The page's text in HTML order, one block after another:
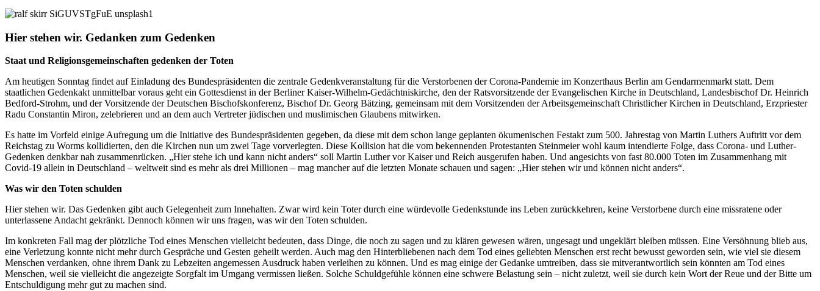
Hier stehen wir. Gedanken zum Gedenken
Staat und Religionsgemeinschaften gedenken der Toten
Am heutigen Sonntag findet auf Einladung des Bundespräsidenten die zentrale Gedenkveranstaltung für die Verstorbenen der Corona-Pandemie im Konzerthaus Berlin am Gendarmenmarkt statt. Dem
staatlichen Gedenkakt unmittelbar voraus geht ein Gottesdienst in der Berliner Kaiser-Wilhelm-Gedächtniskirche, den der Ratsvorsitzende der Evangelischen Kirche in Deutschland, Landesbischof Dr. Heinrich
Bedford-Strohm, und der Vorsitzende der Deutschen Bischofskonferenz, Bischof Dr. Georg Bätzing, gemeinsam mit dem Vorsitzenden der Arbeitsgemeinschaft Christlicher Kirchen in Deutschland, Erzpriester
Radu Constantin Miron, zelebrieren und an dem auch Vertreter jüdischen und muslimischen Glaubens mitwirken.
Es hatte im Vorfeld einige Aufregung um die Initiative des Bundespräsidenten gegeben, da diese mit dem schon lange geplanten ökumenischen Festakt zum 500. Jahrestag von Martin Luthers Auftritt vor dem
Reichstag zu Worms kollidierten, den die Kirchen nun um zwei Tage vorverlegten. Diese Kollision hat die vom bekennenden Protestanten Steinmeier wohl kaum intendierte Folge, dass Corona- und Luther-
Gedenken denkbar nah zusammenrücken. „Hier stehe ich und kann nicht anders“ soll Martin Luther vor Kaiser und Reich ausgerufen haben. Und angesichts von fast 80.000 Toten im Zusammenhang mit
Covid-19 allein in Deutschland – weltweit sind es mehr als drei Millionen – mag mancher auf die letzten Monate schauen und sagen: „Hier stehen wir und können nicht anders“.
Was wir den Toten schulden
Hier stehen wir. Das Gedenken gibt auch Gelegenheit zum Innehalten. Zwar wird kein Toter durch eine würdevolle Gedenkstunde ins Leben zurückkehren, keine Verstorbene durch eine missratene oder
unterlassene Andacht gekränkt. Dennoch können wir uns fragen, was wir den Toten schulden.
Im konkreten Fall mag der plötzliche Tod eines Menschen vielleicht bedeuten, dass Dinge, die noch zu sagen und zu klären gewesen wären, ungesagt und ungeklärt bleiben müssen. Eine Versöhnung blieb aus,
eine Verletzung konnte nicht mehr durch Gespräche und Gesten geheilt werden. Auch mag den Hinterbliebenen nach dem Tod eines geliebten Menschen erst recht bewusst geworden sein, wie viel sie diesem
Menschen verdanken, ohne ihrem Dank zu Lebzeiten angemessen Ausdruck haben verleihen zu können. Und es mag einige der Gedanke umtreiben, dass sie mitverantwortlich sein könnten am Tod eines
Menschen, weil sie vielleicht die angezeigte Sorgfalt im Umgang vermissen ließen. Solche Schuldgefühle können eine schwere Belastung sein – nicht zuletzt, weil sie durch kein Wort der Reue und der Bitte um
Entschuldigung mehr gut zu machen sind.